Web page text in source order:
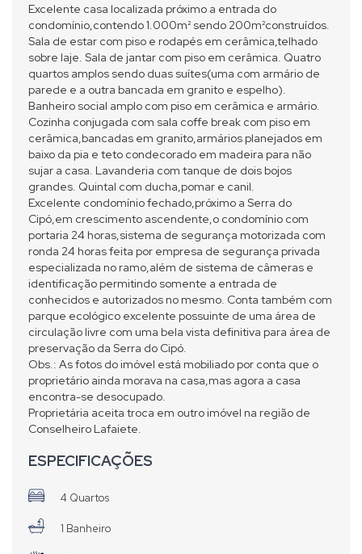
Excelente casa localizada próximo a entrada do
condomínio,contendo 1.000m² sendo 200m²construídos.
Sala de estar com piso e rodapés em cerâmica,telhado
sobre laje. Sala de jantar com piso em cerâmica. Quatro
quartos amplos sendo duas suítes(uma com armário de
parede e a outra bancada em granito e espelho).
Banheiro social amplo com piso em cerâmica e armário.
Cozinha conjugada com sala coffe break com piso em
cerâmica,bancadas em granito,armários planejados em
baixo da pia e teto condecorado em madeira para não
sujar a casa. Lavanderia com tanque de dois bojos
grandes. Quintal com ducha,pomar e canil.
Excelente condomínio fechado,próximo a Serra do
Cipó,em crescimento ascendente,o condomínio com
portaria 24 horas,sistema de segurança motorizada com
ronda 24 horas feita por empresa de segurança privada
especializada no ramo,além de sistema de câmeras e
identificação permitindo somente a entrada de
conhecidos e autorizados no mesmo. Conta também com
parque ecológico excelente possuinte de uma área de
circulação livre com uma bela vista definitiva para área de
preservação da Serra do Cipó.
Obs.: As fotos do imóvel está mobiliado por conta que o
proprietário ainda morava na casa,mas agora a casa
encontra-se desocupado.
Proprietária aceita troca em outro imóvel na região de
Conselheiro Lafaiete.
ESPECIFICAÇÕES
4 Quartos
1 Banheiro